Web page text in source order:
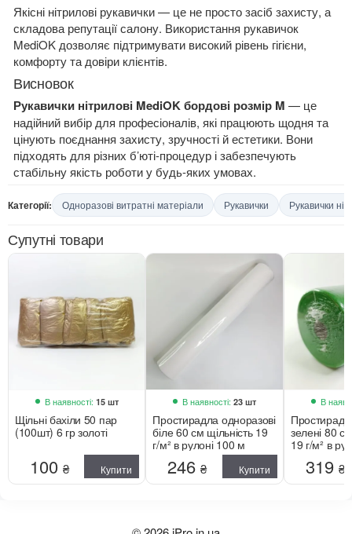
Якісні нітрилові рукавички — це не просто засіб захисту, а
складова репутації салону. Використання рукавичок
MediOK дозволяє підтримувати високий рівень гігієни,
комфорту та довіри клієнтів.
Висновок
Рукавички нітрилові MediOK бордові розмір M — це
надійний вибір для професіоналів, які працюють щодня та
цінують поєднання захисту, зручності й естетики. Вони
підходять для різних б’юті-процедур і забезпечують
стабільну якість роботи у будь-яких умовах.
Категорії: Одноразові витратні матеріали Рукавички Рукавички
Супутні товари
В наявності: 15 шт
Щільні бахіли 50 пар
(100шт) 6 гр золоті
100 ₴ Купити
В наявності: 23 шт
Простирадла одноразові
біле 60 см щільність 19
г/м² в рулоні 100 м
246₴ Купити
В
зелені 80
19 г/м² в
319 ₴